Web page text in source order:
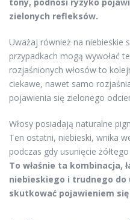
zielonych refleksów.
Uważaj również na niebieskie
przypadkach mogą wywołać
rozjaśnionych włosów to
ciekawe, nawet samo
pojawienia się zielonego
Włosy posiadają naturalne
Ten ostatni, niebieski, wnika
podczas gdy usunięcie
To właśnie ta kombinacja,
niebieskiego i trudnego do
skutkować pojawieniem